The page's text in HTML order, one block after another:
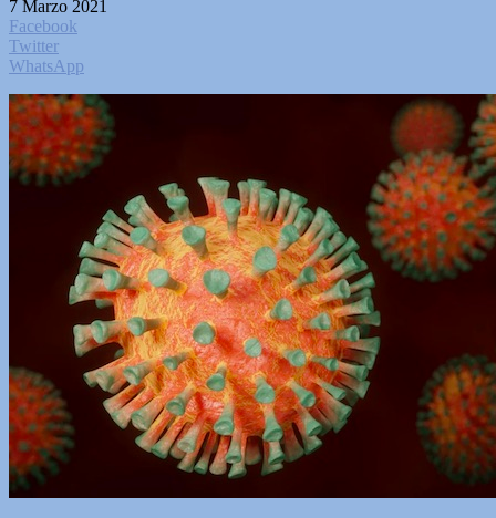
7 Marzo 2021
Facebook
Twitter
WhatsApp